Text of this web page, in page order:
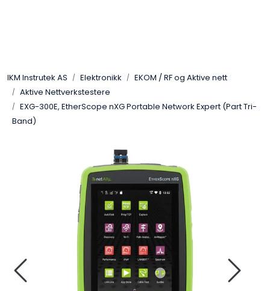
IKM Instrutek AS Elektronikk
EKOM / RF og Aktive nett
Aktive Nettverkstestere
EXG-300E, EtherScope nXG Portable Network Expert (Part Tri-
Band)
Elektro
Elektronikk
Frekvensomformere
Miljø og sikkerhet
Termografi